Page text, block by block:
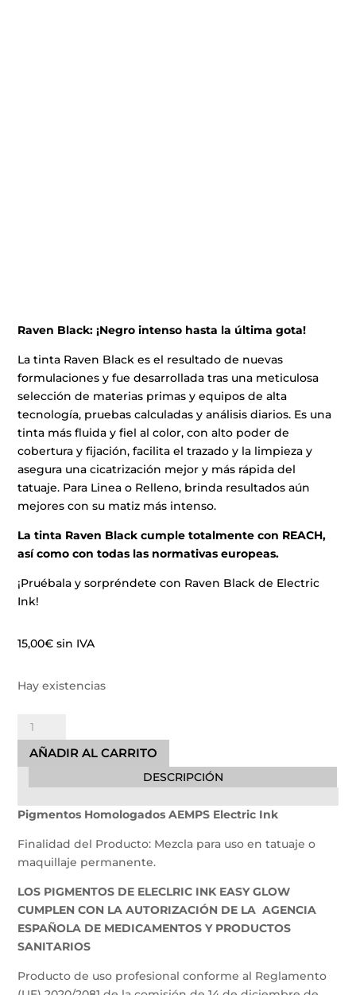
Raven Black: ¡Negro intenso hasta la última gota!
La tinta Raven Black es el resultado de nuevas
formulaciones y fue desarrollada tras una meticulosa
selección de materias primas y equipos de alta
tecnología, pruebas calculadas y análisis diarios. Es una
tinta más fluida y fiel al color, con alto poder de
cobertura y fijación, facilita el trazado y la limpieza y
asegura una cicatrización mejor y más rápida del
tatuaje. Para Linea o Relleno, brinda resultados aún
mejores con su matiz más intenso.
La tinta Raven Black cumple totalmente con REACH,
así como con todas las normativas europeas.
¡Pruébala y sorpréndete con Raven Black de Electric
Ink!
15,00€ sin IVA
Hay existencias
Tinta
Raven
Black
30ml
AEMPS
cantidad
AÑADIR AL CARRITO
DESCRIPCIÓN
Pigmentos Homologados AEMPS Electric Ink
Finalidad del Producto: Mezcla para uso en tatuaje o
maquillaje permanente.
LOS PIGMENTOS DE ELECLRIC INK EASY GLOW
CUMPLEN CON LA AUTORIZACIÓN DE LA AGENCIA
ESPAÑOLA DE MEDICAMENTOS Y PRODUCTOS
SANITARIOS
Producto de uso profesional conforme al Reglamento